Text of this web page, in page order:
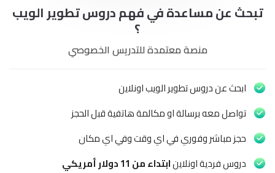
لطاقم
المدرسين
باقات
الاطفال
وطلاب
المدارس
English
تبحث عن مساعدة في فهم دروس تطوير الويب
؟
منصة معتمدة للتدريس الخصوصي
ابحث عن دروس تطوير الويب اونلاين
تواصل معه برسالة او مكالمة هاتفية قبل الحجز
حجز مباشر وفوري في اي وقت وفي اي مكان
دروس فردية اونلاينابتداء من 11 دولار أمريكي